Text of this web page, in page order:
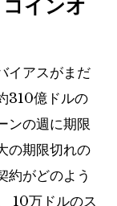
インオ
イアスがまだ
310億ドルの
ンの週に期限
の期限切れの
約がどのよう
10万ドルのス